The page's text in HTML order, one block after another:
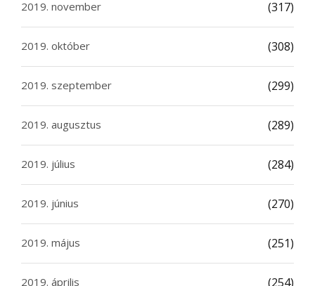
2019. november (317)
2019. október (308)
2019. szeptember (299)
2019. augusztus (289)
2019. július (284)
2019. június (270)
2019. május (251)
2019. április (254)